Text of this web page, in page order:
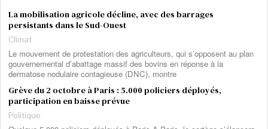
La mobilisation agricole décline, avec des barrages
persistants dans le Sud-Ouest
Climat
Le mouvement de protestation des agriculteurs, qui s’opposent au plan
gouvernemental d’abattage massif des bovins en réponse à la
dermatose nodulaire contagieuse (DNC), montre
Grève du 2 octobre à Paris : 5.000 policiers déployés,
participation en baisse prévue
Politique